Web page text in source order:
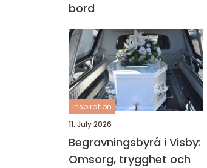
bord
inspiration
11. July 2026
Begravningsbyrå i Visby:
Omsorg, trygghet och